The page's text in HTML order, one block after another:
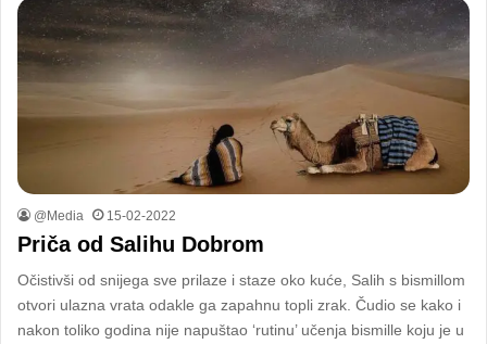
@Media 15-02-2022
Priča od Salihu Dobrom
Očistivši od snijega sve prilaze i staze oko kuće, Salih s bismillom
otvori ulazna vrata odakle ga zapahnu topli zrak. Čudio se kako i
nakon toliko godina nije napuštao ‘rutinu’ učenja bismille koju je u